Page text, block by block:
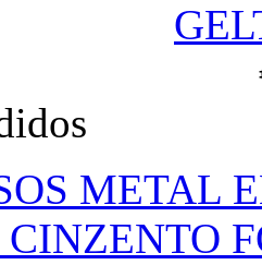
METAL